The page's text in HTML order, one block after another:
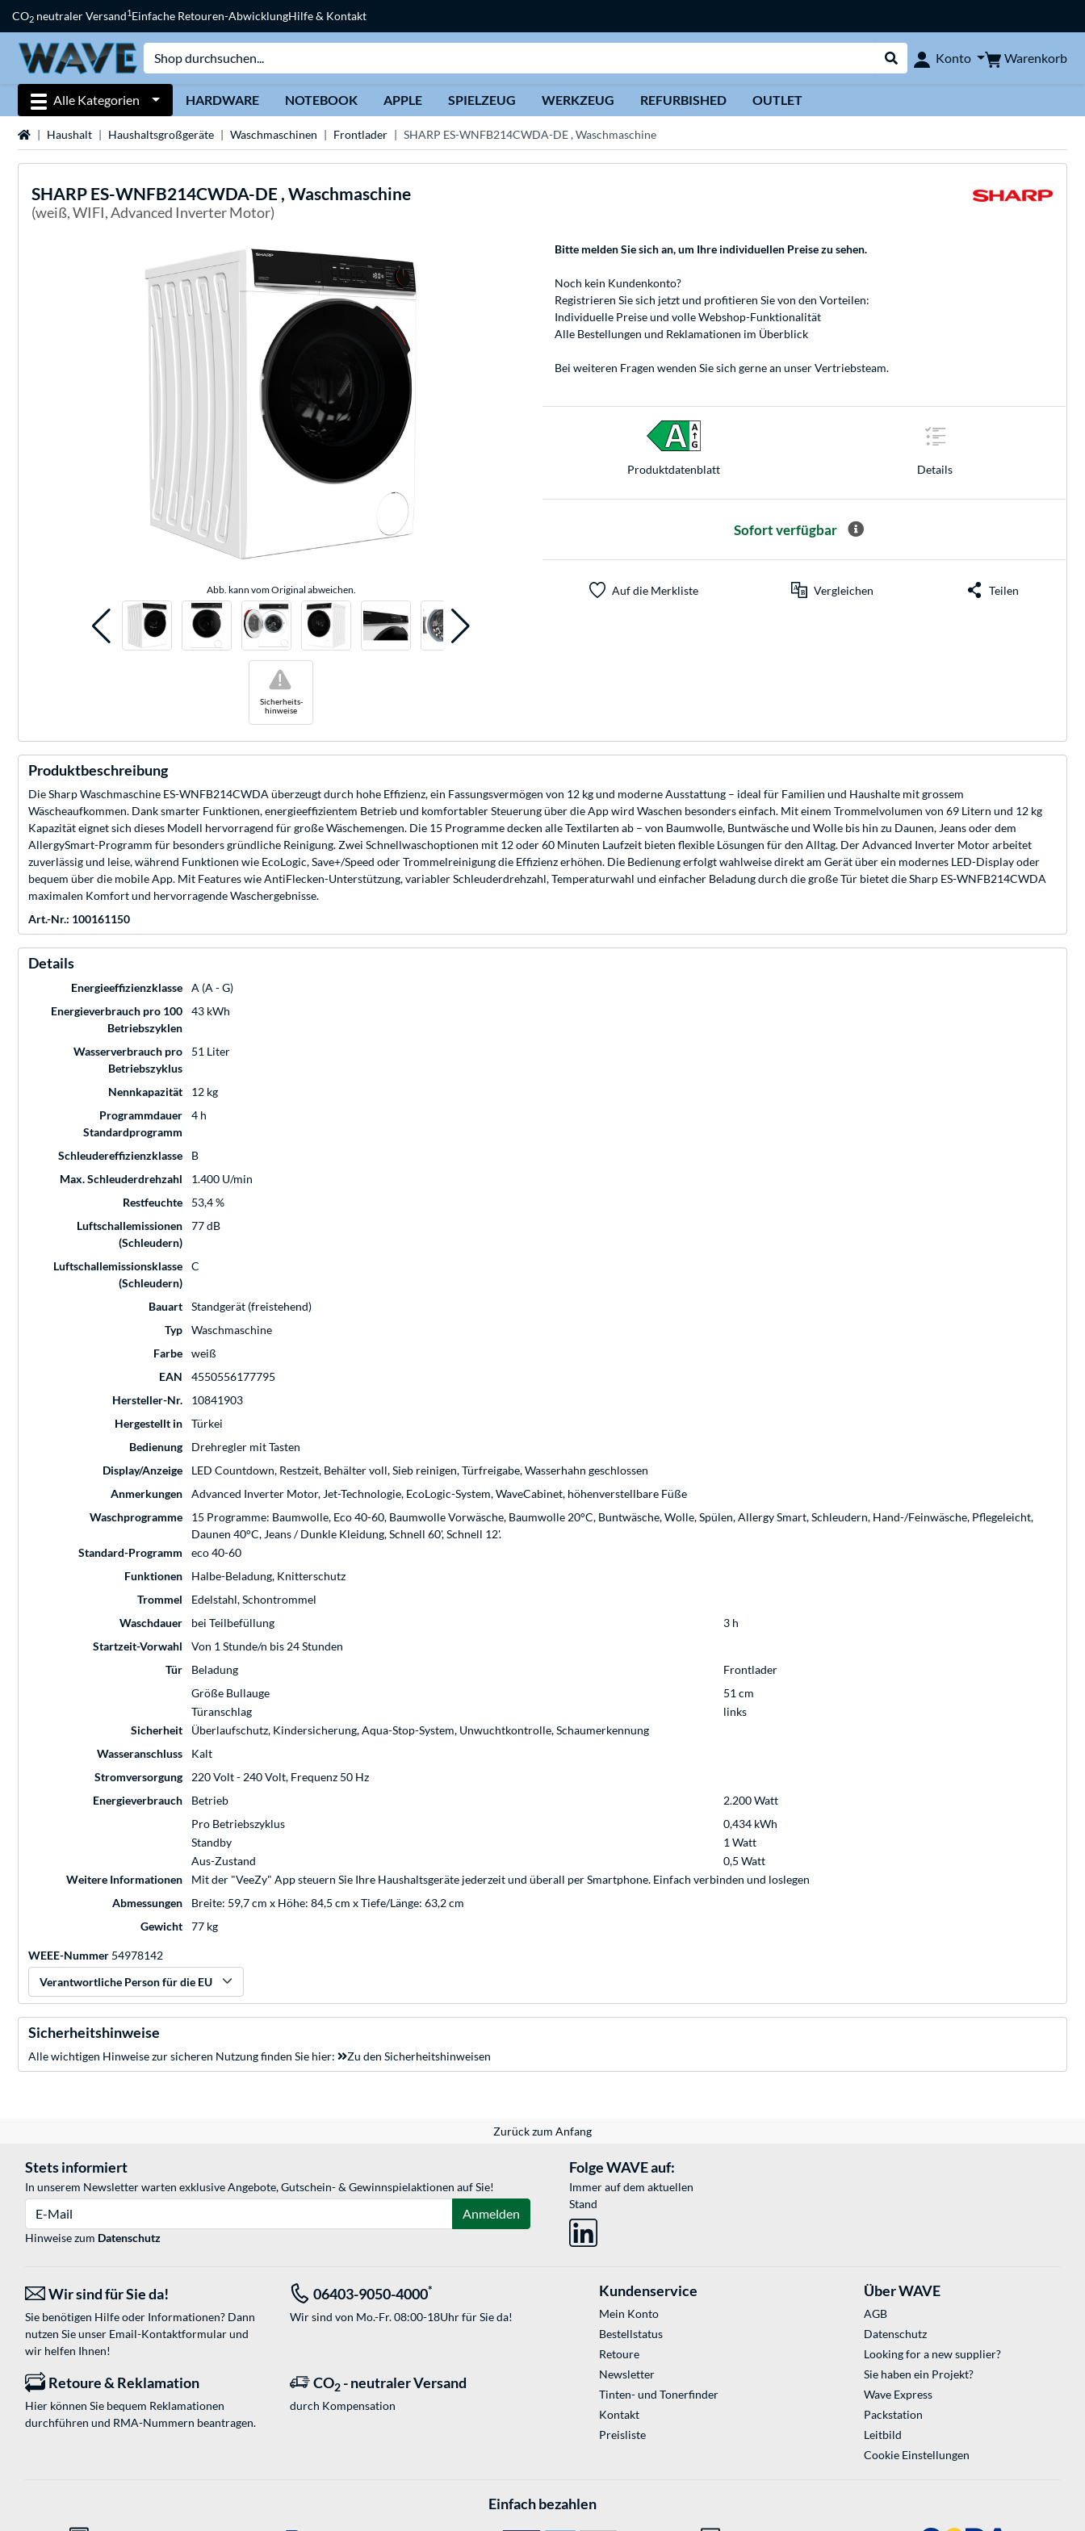
CO2 neutraler Versand1Einfache Retouren-AbwicklungHilfe & Kontakt
Suche durchführen
Konto Warenkorb
Alle Kategorien HARDWARE NOTEBOOK APPLE SPIELZEUG WERKZEUG REFURBISHED OUTLET
StartseiteHaushalt Haushaltsgroßgeräte Waschmaschinen Frontlader SHARP ES-WNFB214CWDA-DE , Waschmaschine
SHARP ES-WNFB214CWDA-DE , Waschmaschine
(weiß, WIFI, Advanced Inverter Motor)
Abb. kann vom Original abweichen.
Sicherheits-
hinweise
!
Bitte melden Sie sich an, um Ihre individuellen Preise zu sehen.
Noch kein Kundenkonto?
Registrieren Sie sich jetzt und profitieren Sie von den Vorteilen:
Individuelle Preise und volle Webshop-Funktionalität
Alle Bestellungen und Reklamationen im Überblick
Bei weiteren Fragen wenden Sie sich gerne an unserVertriebsteam.
Produkt­datenblatt Details
Sofort verfügbar
Auf die Merkliste Vergleichen Teilen
Produktbeschreibung
Die Sharp Waschmaschine ES-WNFB214CWDA überzeugt durch hohe Effizienz, ein Fassungsvermögen von 12 kg und moderne Ausstattung – ideal für Familien und Haushalte mit grossem
Wäscheaufkommen. Dank smarter Funktionen, energieeffizientem Betrieb und komfortabler Steuerung über die App wird Waschen besonders einfach. Mit einem Trommelvolumen von 69 Litern und 12 kg
Kapazität eignet sich dieses Modell hervorragend für große Wäschemengen. Die 15 Programme decken alle Textilarten ab – von Baumwolle, Buntwäsche und Wolle bis hin zu Daunen, Jeans oder dem
AllergySmart-Programm für besonders gründliche Reinigung. Zwei Schnellwaschoptionen mit 12 oder 60 Minuten Laufzeit bieten flexible Lösungen für den Alltag. Der Advanced Inverter Motor arbeitet
zuverlässig und leise, während Funktionen wie EcoLogic, Save+/Speed oder Trommelreinigung die Effizienz erhöhen. Die Bedienung erfolgt wahlweise direkt am Gerät über ein modernes LED-Display oder
bequem über die mobile App. Mit Features wie AntiFlecken-Unterstützung, variabler Schleuderdrehzahl, Temperaturwahl und einfacher Beladung durch die große Tür bietet die Sharp ES-WNFB214CWDA
maximalen Komfort und hervorragende Waschergebnisse.
Art.-Nr.: 100161150
Details
Energieeffizienzklasse
A (A - G)
Energieverbrauch pro 100
Betriebszyklen
43 kWh
Wasserverbrauch pro
Betriebszyklus
51 Liter
Nennkapazität
12 kg
Programmdauer
Standardprogramm
4 h
Schleudereffizienzklasse
B
Max. Schleuderdrehzahl
1.400 U/min
Restfeuchte
53,4 %
Luftschallemissionen
(Schleudern)
77 dB
Luftschallemissionsklasse
(Schleudern)
C
Bauart
Standgerät (freistehend)
Typ
Waschmaschine
Farbe
weiß
EAN
4550556177795
Hersteller-Nr.
10841903
Hergestellt in
Türkei
Bedienung
Drehregler mit Tasten
Display/Anzeige
LED Countdown, Restzeit, Behälter voll, Sieb reinigen, Türfreigabe, Wasserhahn geschlossen
Anmerkungen
Advanced Inverter Motor, Jet-Technologie, EcoLogic-System, WaveCabinet, höhenverstellbare Füße
Waschprogramme
15 Programme: Baumwolle, Eco 40-60, Baumwolle Vorwäsche, Baumwolle 20°C, Buntwäsche, Wolle, Spülen, Allergy Smart, Schleudern, Hand-/Feinwäsche, Pflegeleicht,
Daunen 40°C, Jeans / Dunkle Kleidung, Schnell 60', Schnell 12'.
Standard-Programm
eco 40-60
Funktionen
Halbe-Beladung, Knitterschutz
Trommel
Edelstahl, Schontrommel
Waschdauer
bei Teilbefüllung
3 h
Startzeit-Vorwahl
Von 1 Stunde/n bis 24 Stunden
Tür
Beladung
Frontlader
Größe Bullauge
51 cm
Türanschlag
links
Sicherheit
Überlaufschutz, Kindersicherung, Aqua-Stop-System, Unwuchtkontrolle, Schaumerkennung
Wasseranschluss
Kalt
Stromversorgung
220 Volt - 240 Volt, Frequenz 50 Hz
Energieverbrauch
Betrieb
2.200 Watt
Pro Betriebszyklus
0,434 kWh
Standby
1 Watt
Aus-Zustand
0,5 Watt
Weitere Informationen
Mit der "VeeZy" App steuern Sie Ihre Haushaltsgeräte jederzeit und überall per Smartphone. Einfach verbinden und loslegen
Abmessungen
Breite: 59,7 cm x Höhe: 84,5 cm x Tiefe/Länge: 63,2 cm
Gewicht
77 kg
WEEE-Nummer 54978142
Verantwortliche Person für die EU
Sicherheitshinweise
Alle wichtigen Hinweise zur sicheren Nutzung finden Sie hier: Zu den Sicherheitshinweisen
Zurück zum Anfang
Stets informiert
In unserem Newsletter warten exklusive Angebote, Gutschein- & Gewinnspielaktionen auf Sie!
Anmelden
Hinweise zum Datenschutz
Folge WAVE auf:
Immer auf dem aktuellen
Stand
Wir sind für Sie da!
Sie benötigen Hilfe oder Informationen? Dann
nutzen Sie unser Email-Kontaktformularund
wir helfen Ihnen!
06403-9050-4000*
Wir sind von Mo.-Fr. 08:00-18Uhr für Sie da!
Retoure & Reklamation
Hier können Sie bequem Reklamationen
durchführen und RMA-Nummern beantragen.
CO2 - neutraler Versand
durch Kompensation
Kundenservice
Mein Konto
Bestellstatus
Retoure
Newsletter
Tinten- und Tonerfinder
Kontakt
Preisliste
Über WAVE
AGB
Datenschutz
Looking for a new supplier?
Sie haben ein Projekt?
Wave Express
Packstation
Leitbild
Cookie Einstellungen
Einfach bezahlen